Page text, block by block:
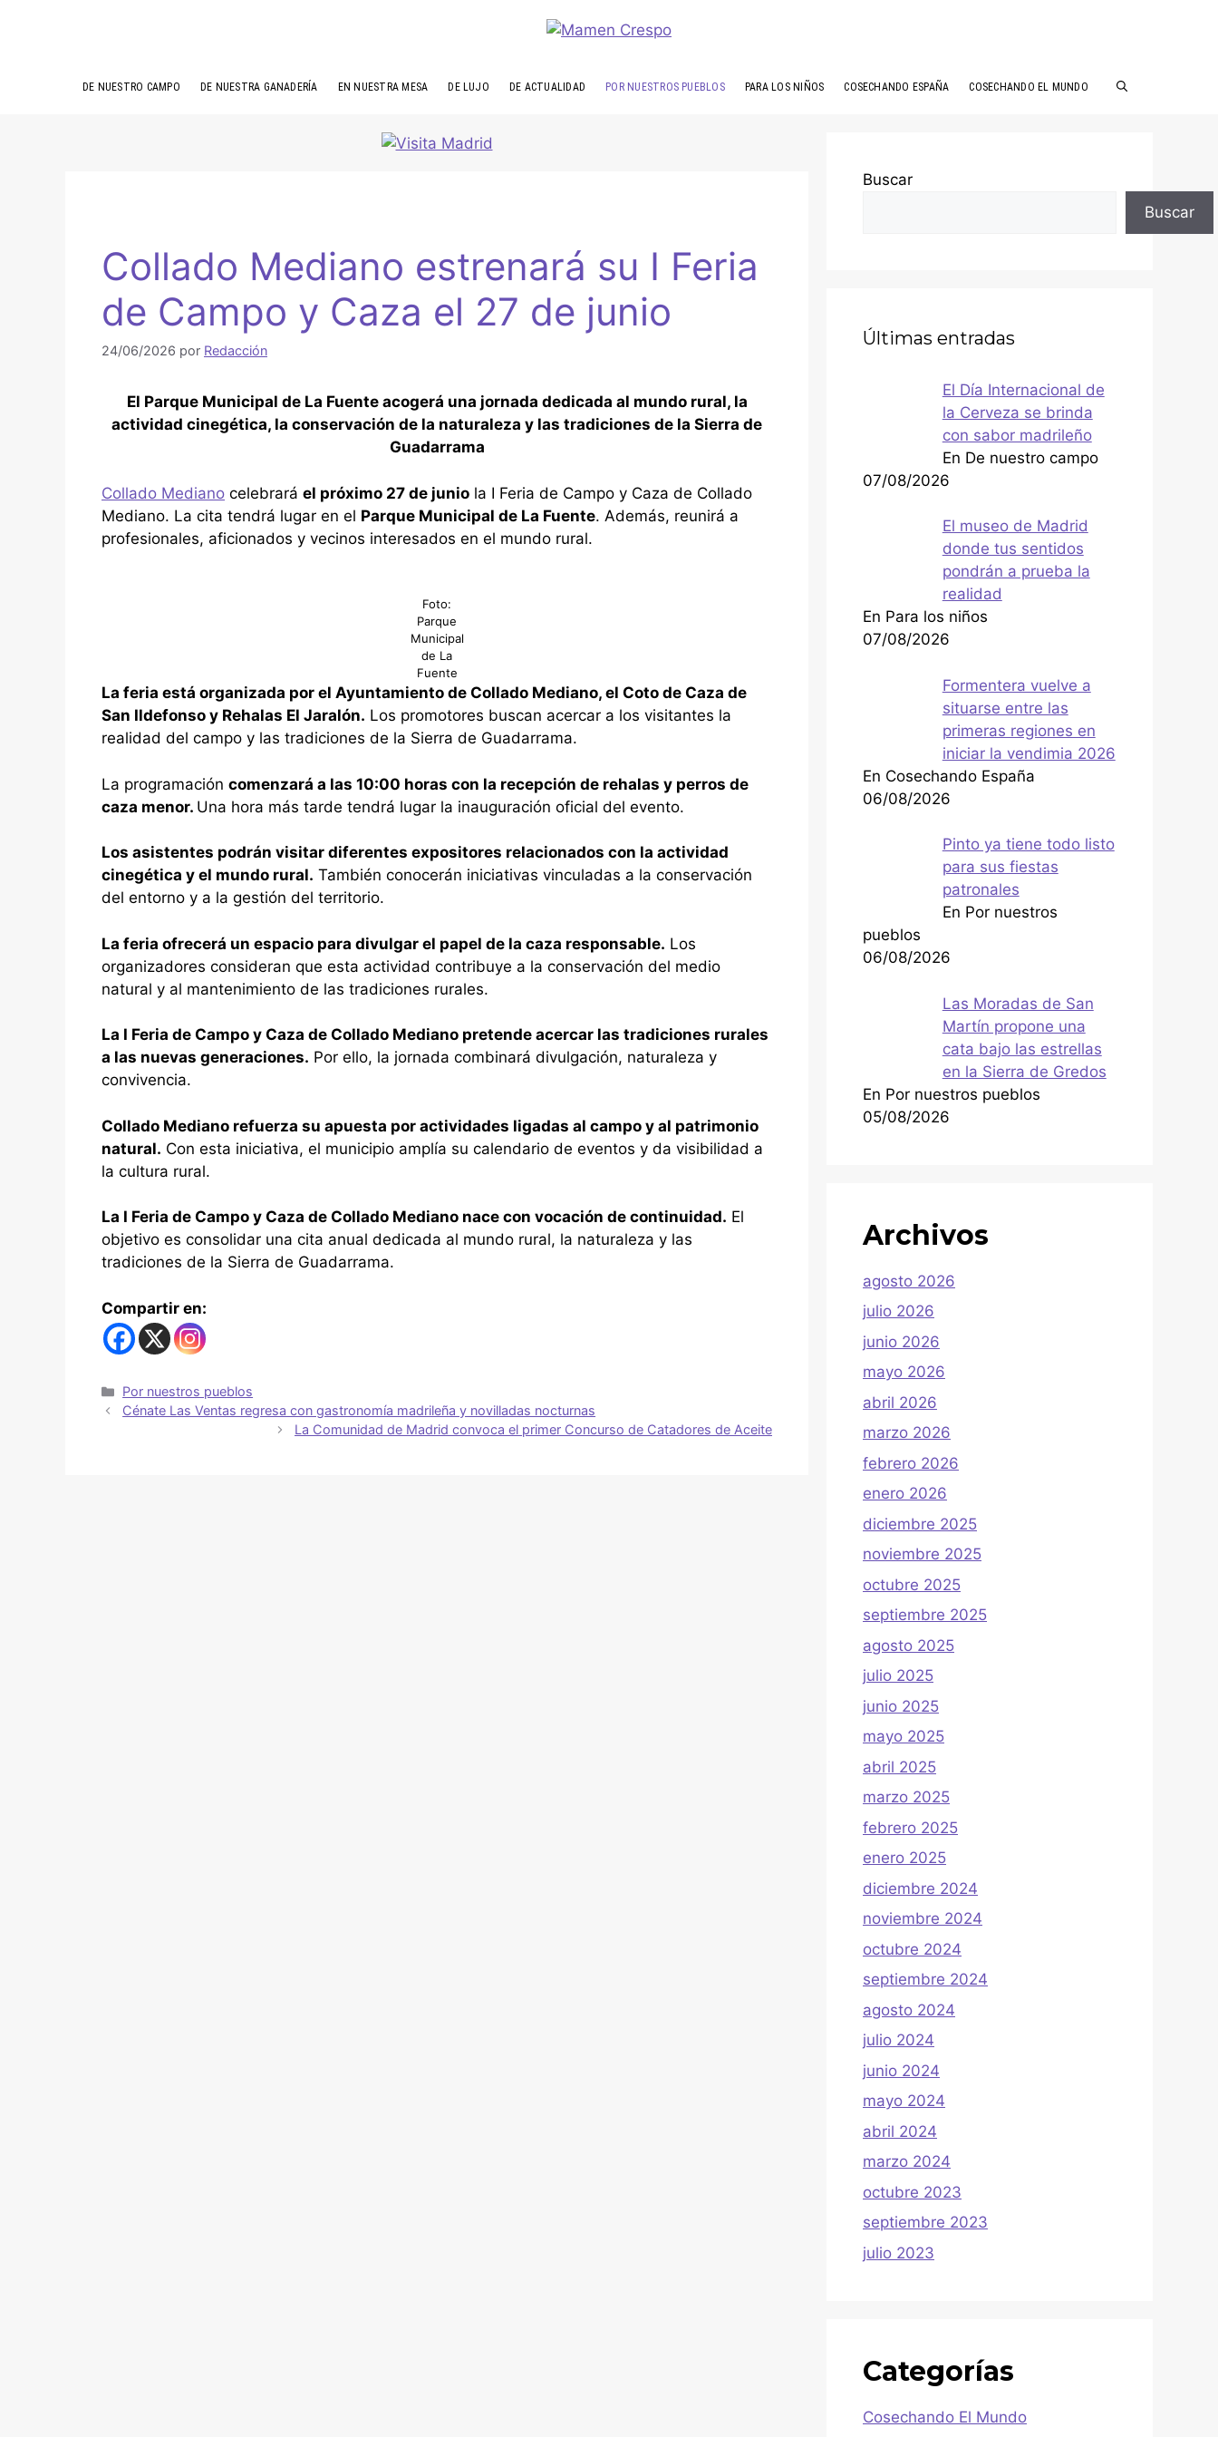
DE NUESTRO CAMPO DE NUESTRA GANADERÍA EN NUESTRA MESA DE LUJO DE ACTUALIDAD POR NUESTROS PUEBLOS PARA LOS NIÑOS COSECHANDO ESPAÑA COSECHANDO EL MUNDO
Collado Mediano estrenará su I Feria
de Campo y Caza el 27 de junio
24/06/2026 por Redacción
El Parque Municipal de La Fuente acogerá una jornada dedicada al mundo rural, la
actividad cinegética, la conservación de la naturaleza y las tradiciones de la Sierra de
Guadarrama
Collado Mediano celebrará el próximo 27 de junio la I Feria de Campo y Caza de Collado
Mediano. La cita tendrá lugar en el Parque Municipal de La Fuente. Además, reunirá a
profesionales, aficionados y vecinos interesados en el mundo rural.
Foto:
Parque
Municipal
de La
Fuente
La feria está organizada por el Ayuntamiento de Collado Mediano, el Coto de Caza de
San Ildefonso y Rehalas El Jaralón. Los promotores buscan acercar a los visitantes la
realidad del campo y las tradiciones de la Sierra de Guadarrama.
La programación comenzará a las 10:00 horas con la recepción de rehalas y perros de
caza menor. Una hora más tarde tendrá lugar la inauguración oficial del evento.
Los asistentes podrán visitar diferentes expositores relacionados con la actividad
cinegética y el mundo rural. También conocerán iniciativas vinculadas a la conservación
del entorno y a la gestión del territorio.
La feria ofrecerá un espacio para divulgar el papel de la caza responsable. Los
organizadores consideran que esta actividad contribuye a la conservación del medio
natural y al mantenimiento de las tradiciones rurales.
La I Feria de Campo y Caza de Collado Mediano pretende acercar las tradiciones rurales
a las nuevas generaciones. Por ello, la jornada combinará divulgación, naturaleza y
convivencia.
Collado Mediano refuerza su apuesta por actividades ligadas al campo y al patrimonio
natural. Con esta iniciativa, el municipio amplía su calendario de eventos y da visibilidad a
la cultura rural.
La I Feria de Campo y Caza de Collado Mediano nace con vocación de continuidad. El
objetivo es consolidar una cita anual dedicada al mundo rural, la naturaleza y las
tradiciones de la Sierra de Guadarrama.
Compartir en:
Por nuestros pueblos
Cénate Las Ventas regresa con gastronomía madrileña y novilladas nocturnas
La Comunidad de Madrid convoca el primer Concurso de Catadores de Aceite
Buscar
Buscar
Últimas entradas
El Día Internacional de
la Cerveza se brinda
con sabor madrileño
En De nuestro campo
07/08/2026
El museo de Madrid
donde tus sentidos
pondrán a prueba la
realidad
En Para los niños
07/08/2026
Formentera vuelve a
situarse entre las
primeras regiones en
iniciar la vendimia 2026
En Cosechando España
06/08/2026
Pinto ya tiene todo listo
para sus fiestas
patronales
En Por nuestros
pueblos
06/08/2026
Las Moradas de San
Martín propone una
cata bajo las estrellas
en la Sierra de Gredos
En Por nuestros pueblos
05/08/2026
Archivos
agosto 2026
julio 2026
junio 2026
mayo 2026
abril 2026
marzo 2026
febrero 2026
enero 2026
diciembre 2025
noviembre 2025
octubre 2025
septiembre 2025
agosto 2025
julio 2025
junio 2025
mayo 2025
abril 2025
marzo 2025
febrero 2025
enero 2025
diciembre 2024
noviembre 2024
octubre 2024
septiembre 2024
agosto 2024
julio 2024
junio 2024
mayo 2024
abril 2024
marzo 2024
octubre 2023
septiembre 2023
julio 2023
Categorías
Cosechando El Mundo